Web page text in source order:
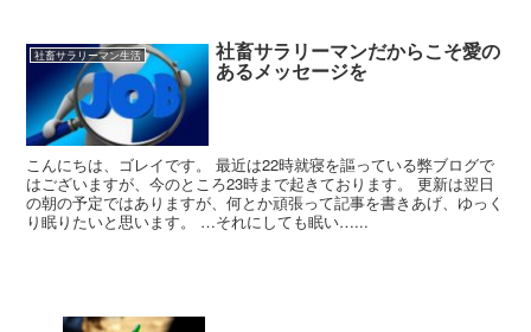
社畜サラリーマン生活 社畜サラリーマンだからこそ愛の
あるメッセージを
こんにちは、ゴレイです。 最近は22時就寝を謳っている弊ブログで
はございますが、今のところ23時まで起きております。 更新は翌日
の朝の予定ではありますが、何とか頑張って記事を書きあげ、ゆっく
り眠りたいと思います。 …それにしても眠い…...